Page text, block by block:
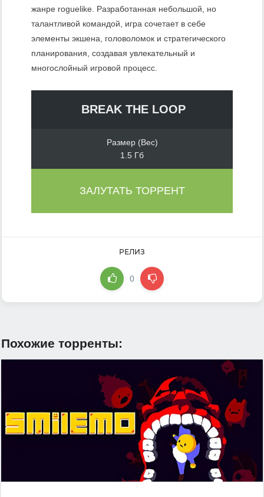
жанре roguelike. Разработанная небольшой, но
талантливой командой, игра сочетает в себе
элементы экшена, головоломок и стратегического
планирования, создавая увлекательный и
многослойный игровой процесс.
BREAK THE LOOP
Размер (Вес)
1.5 Гб
ЗАЛУТАТЬ ТОРРЕНТ
РЕЛИЗ
0
Похожие торренты: